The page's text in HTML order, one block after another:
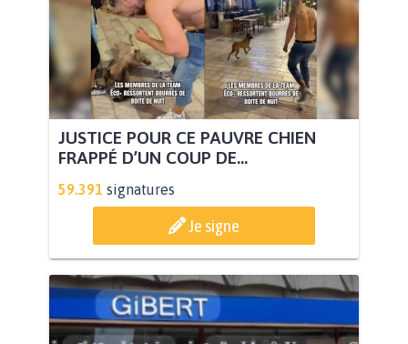
JUSTICE POUR CE PAUVRE CHIEN
FRAPPÉ D’UN COUP DE...
59.391 signatures
Je signe